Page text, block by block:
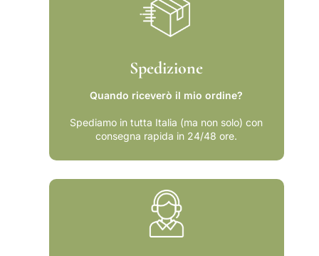
propone, con un linguaggio poetico moderno ed
efficace, una visione sincretica e ricca di interesse
coinvolgere studiosi di ogni genere.
Spedizione
Quando riceverò il mio ordine?
Spediamo in tutta Italia (ma non solo) con
consegna rapida in 24/48 ore.